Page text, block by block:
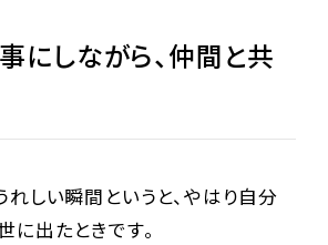
にしながら、仲間と共
しい瞬間というと、やはり自分
出たときです。